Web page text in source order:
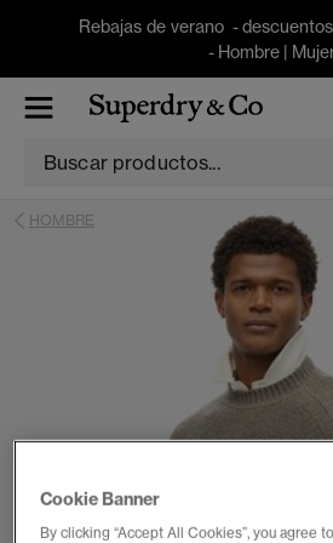
Rebajas de verano -
- Hombre|
HOMBRE
Cookie Banner
By clicking “Accept All Cookies”, you agree